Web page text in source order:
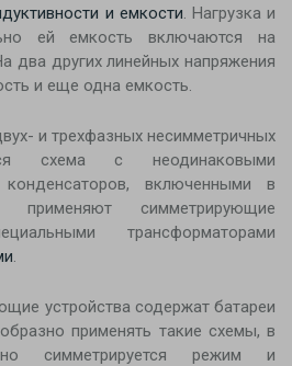
и емкости. Нагрузка и
ей емкость включаются на
два других линейных напряжения
и еще одна емкость.
и трехфазных несимметричных
схема с неодинаковыми
включенными в
применяют симметрирующие
трансформаторами
.
устройства содержат батареи
применять такие схемы, в
симметрируется режим и